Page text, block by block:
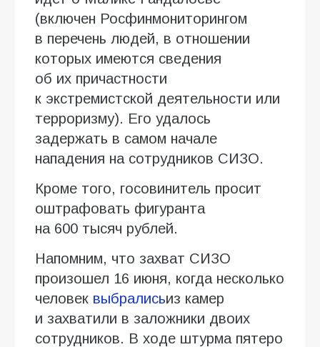
(включен Росфинмониторингом
в перечень людей, в отношении
которых имеются сведения
об их причастности
к экстремистской деятельности или
терроризму). Его удалось
задержать в самом начале
нападения на сотрудников СИЗО.
Кроме того, госовинитель просит
оштрафовать фигуранта
на 600 тысяч рублей.
Напомним, что захват СИЗО
произошел 16 июня, когда несколько
человек выбралисьиз камер
и захватили в заложники двоих
сотрудников. В ходе штурма пятеро